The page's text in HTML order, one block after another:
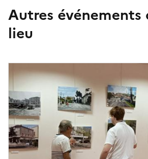
Autres événements
lieu